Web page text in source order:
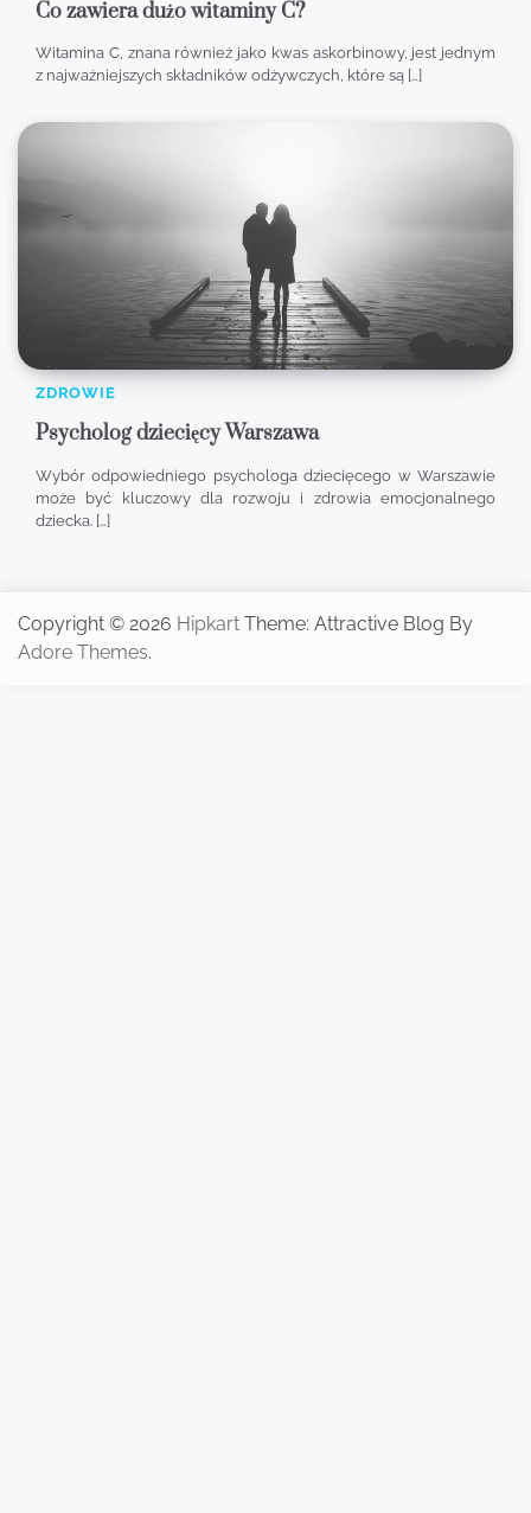
Co zawiera dużo witaminy C?
Witamina C, znana również jako kwas askorbinowy, jest jednym
z najważniejszych składników odżywczych, które są […]
ZDROWIE
Psycholog dziecięcy Warszawa
Wybór odpowiedniego psychologa dziecięcego w Warszawie
może być kluczowy dla rozwoju i zdrowia emocjonalnego
dziecka. […]
Copyright © 2026 Hipkart Theme: Attractive Blog By
Adore Themes.